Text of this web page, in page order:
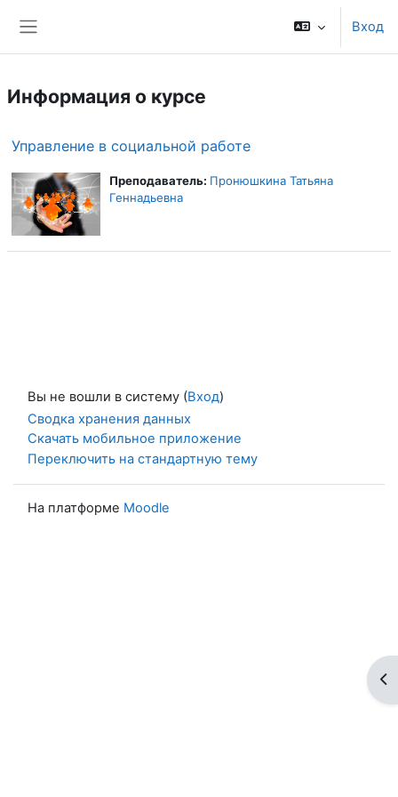
Вход
Информация о курсе
Управление в социальной работе
Преподаватель: Пронюшкина Татьяна
Геннадьевна
Вы не вошли в систему (Вход)
Сводка хранения данных
Скачать мобильное приложение
Переключить на стандартную тему
На платформе Moodle